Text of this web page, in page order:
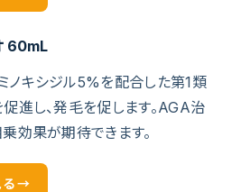
60mL
ノキシジル5%を配合した第1類
進し、発毛を促します。AGA治
効果が期待できます。
る →